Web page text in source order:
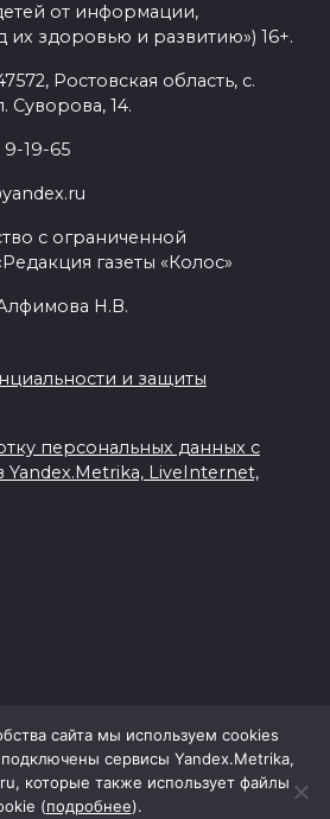
от информации,
здоровью и развитию») 16+.
Ростовская область, с.
Суворова, 14.
19-65
с ограниченной
газеты «Колос»
Н.В.
и защиты
персональных данных с
LiveInternet,
сайта мы используем cookies
подключены сервисы Yandex.Metrika,
которые также использует файлы
(подробнее).